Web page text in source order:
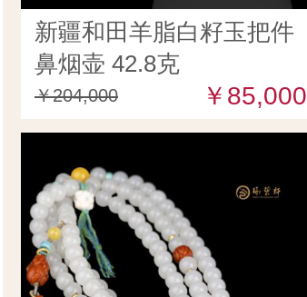
新疆和田羊脂白籽玉把件
鼻烟壶 42.8克
￥204,000 ￥85,000